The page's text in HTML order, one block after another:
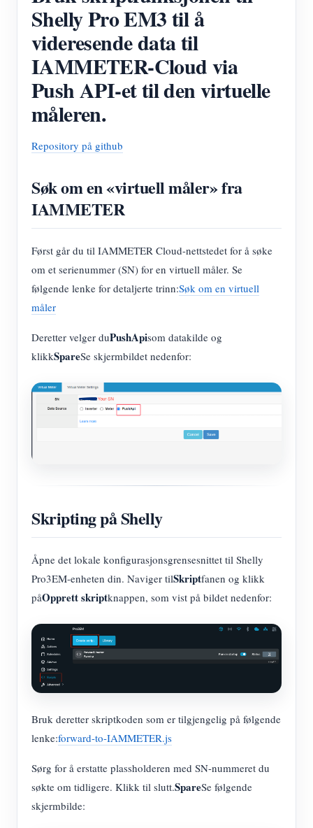
IAMMETER Simulator
Virtuell måler
System for energiprognoser og -simulering
applikasjoner
Solar PV System Energy Monitor
Strømforbruksmåler
Hjemmeautomatisering
butikk
Ressurser
Dokument
Opplæringsvideo
FAQ
Utvikler
Utforske
Belønningsprogram
Shelly Pro EM3 til å
videresende data til
IAMMETER-Cloud via
Push API-et til den virtuelle
måleren.
Repository på github
Søk om en «virtuell måler» fra
IAMMETER
Først går du til IAMMETER Cloud-nettstedet for å søke
om et serienummer (SN) for en virtuell måler. Se
følgende lenke for detaljerte trinn:Søk om en virtuell
måler
Deretter velger duPushApisom datakilde og
klikkSpareSe skjermbildet nedenfor:
Skripting på Shelly
Åpne det lokale konfigurasjonsgrensesnittet til Shelly
Pro3EM-enheten din. Naviger tilSkriptfanen og klikk
påOpprett skriptknappen, som vist på bildet nedenfor:
Bruk deretter skriptkoden som er tilgjengelig på følgende
lenke:forward-to-IAMMETER.js
Sørg for å erstatte plassholderen med SN-nummeret du
søkte om tidligere. Klikk til slutt.SpareSe følgende
skjermbilde: